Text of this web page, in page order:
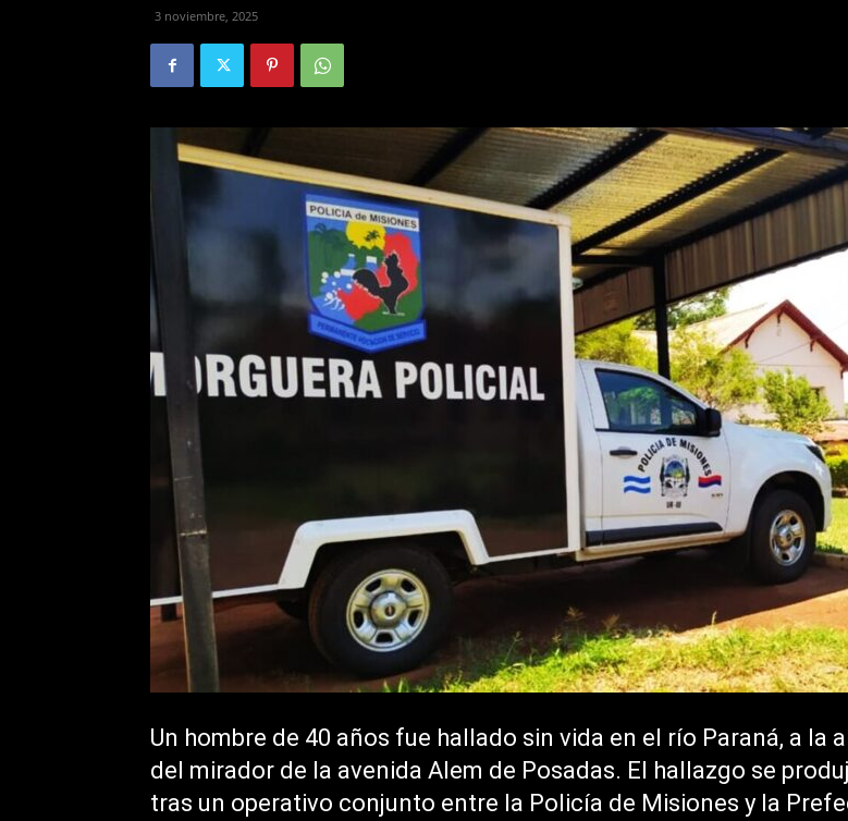
3 noviembre, 2025
Un hombre de 40 años fue hallado sin vida en el río Paraná, a la
del mirador de la avenida Alem de Posadas. El hallazgo se
tras un operativo conjunto entre la Policía de Misiones y la